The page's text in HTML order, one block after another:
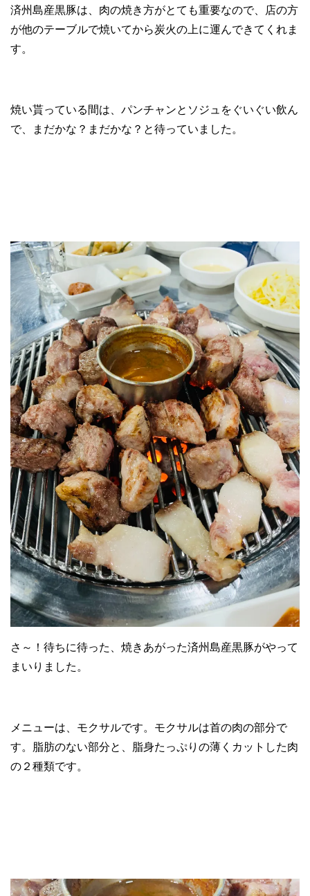
済州島産黒豚は、肉の焼き方がとても重要なので、店の方
が他のテーブルで焼いてから炭火の上に運んできてくれま
す。
焼い貰っている間は、パンチャンとソジュをぐいぐい飲ん
で、まだかな？まだかな？と待っていました。
さ～！待ちに待った、焼きあがった済州島産黒豚がやって
まいりました。
メニューは、モクサルです。モクサルは首の肉の部分で
す。脂肪のない部分と、脂身たっぷりの薄くカットした肉
の２種類です。